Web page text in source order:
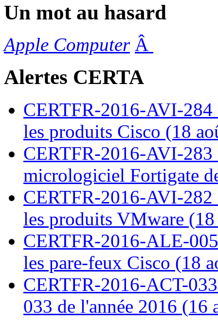
Un mot au hasard
Apple Computer Â
Alertes CERTA
CERTFR-2016-AVI-
les produits Cisco (18
CERTFR-2016-AVI-
micrologiciel Fortigate
CERTFR-2016-AVI-
les produits VMware
CERTFR-2016-ALE-
les pare-feux Cisco (18
CERTFR-2016-ACT-
033 de l'année 2016 (16